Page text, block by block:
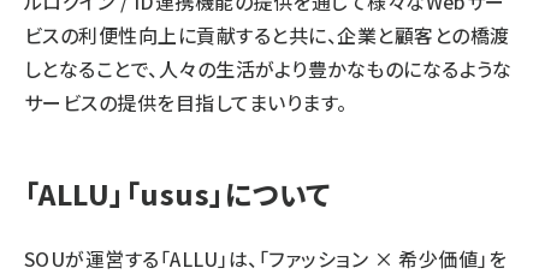
ビスの利便性向上に貢献すると共に、企業と顧客との橋渡
しとなることで、人々の生活がより豊かなものになるような
サービスの提供を目指してまいります。
「ALLU」「usus」について
SOUが運営する「ALLU」は、「ファッション × 希少価値」を